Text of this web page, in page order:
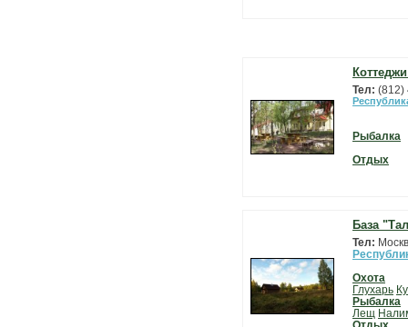
Тел: (812)
Рыбалка
Отдых
База
Тел:
Охота
Глухарь
Рыбалка
Лещ